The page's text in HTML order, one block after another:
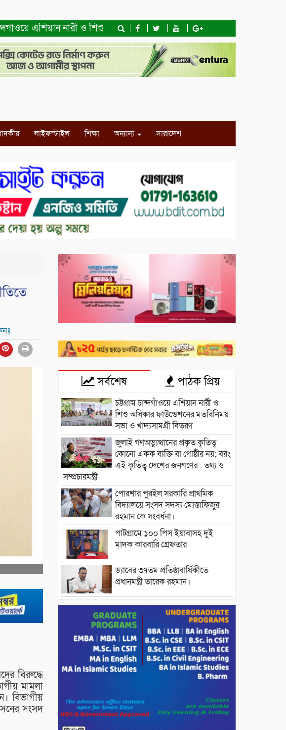
এশিয়ান নারী ও শিশু অধিকার ফাউন্ডেশনের মতবিনিময় সভা ও খাদ্যসামগ্রী
লাইফস্টাইল শিক্ষা অন্যান্য সারাদেশ
বিরুদ্ধে
মামলা
বিভাগীয়
সংসদ
সর্বশেষ পাঠক প্রিয়
চট্টগ্রাম চান্দগাঁওয়ে এশিয়ান নারী ও
শিশু অধিকার ফাউন্ডেশনের মতবিনিময়
সভা ও খাদ্যসামগ্রী বিতরণ
জুলাই গণঅভ্যুত্থানের প্রকৃত কৃতিত্ব
কোনো একক ব্যক্তি বা গোষ্ঠীর নয়; বরং
এই কৃতিত্ব দেশের জনগণের : তথ্য ও
সম্প্রচারমন্ত্রী
পোরশার পুরইল সরকারি প্রাথমিক
বিদ্যালয়ে সংসদ সদস্য মোস্তাফিজুর
রহমান কে সংবর্ধনা।
পাটগ্রামে ১০০ পিস ইয়াবাসহ দুই
মাদক কারবারি গ্রেফতার
ড্যাবের ৩৭তম প্রতিষ্ঠাবার্ষিকীতে
প্রধানমন্ত্রী তারেক রহমান।
চন্দনাইশের হাশিমপুর ৪ নং ওয়ার্ডে
৫’শতাধিক হতদরিদ্র পরিবারের মাঝে
খাদ্যসামগ্রী বিতরণ করেন মনজুর
মোরশেদ
পরিবেশ রক্ষায় পাটগ্রামে ইহসান ইয়ুথ
সার্কেলের বৃক্ষরোপণ
বিএনপি নেতা গুরুতর আহত